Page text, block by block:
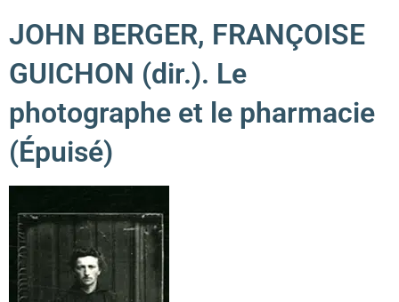
JOHN BERGER, FRANÇOISE
GUICHON (dir.). Le
photographe et le pharmacie
(Épuisé)